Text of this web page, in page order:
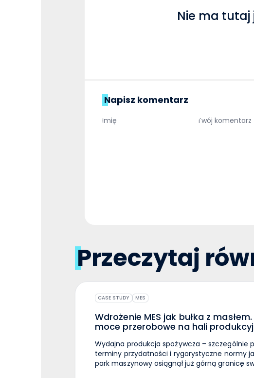
Nie ma tutaj
Napisz komentarz
Przeczytaj
CASE STUDY MES
Wdrożenie MES jak bułka z
moce przerobowe na hali
Wydajna produkcja spożywcza – szczególnie
terminy przydatności i rygorystyczne normy
park maszynowy osiągnął już górną granicę